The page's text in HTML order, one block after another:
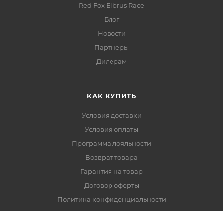
Red Fox Elbrus Race
Блог
Новости
Партнеры
Дилерам
КАК КУПИТЬ
Условия доставки
Условия оплаты
Программа лояльности
Возврат товара
Гарантия на товар
Договор оферты
Политика конфиденциальности